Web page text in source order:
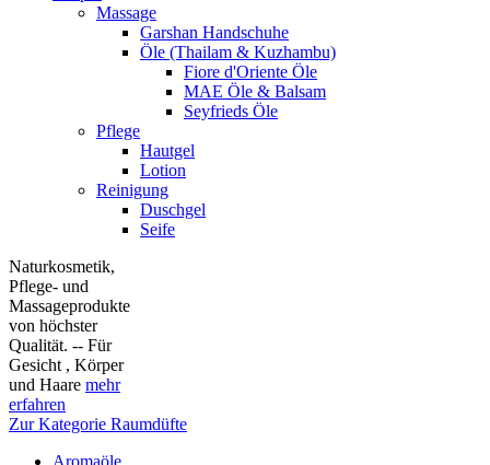
Massage
Garshan Handschuhe
Öle (Thailam & Kuzhambu)
Fiore d'Oriente Öle
MAE Öle & Balsam
Seyfrieds Öle
Pflege
Hautgel
Lotion
Reinigung
Duschgel
Seife
Naturkosmetik,
Pflege- und
Massageprodukte
von höchster
Qualität. -- Für
Gesicht , Körper
und Haare mehr
erfahren
Zur Kategorie Raumdüfte
Aromaöle